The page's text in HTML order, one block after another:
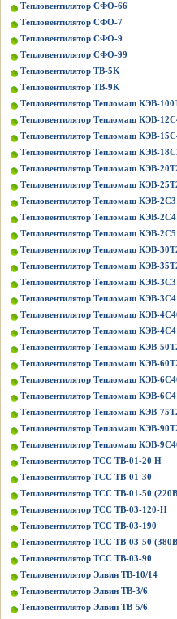
Тепловентилятор СФО-66
Тепловентилятор СФО-7
Тепловентилятор СФО-9
Тепловентилятор СФО-99
Тепловентилятор ТВ-5K
Тепловентилятор ТВ-9K
Тепловентилятор Тепломаш КЭВ-
Тепловентилятор Тепломаш КЭВ-
Тепловентилятор Тепломаш КЭВ-
Тепловентилятор Тепломаш КЭВ-
Тепловентилятор Тепломаш КЭВ-
Тепловентилятор Тепломаш КЭВ-
Тепловентилятор Тепломаш КЭВ-
Тепловентилятор Тепломаш КЭВ-
Тепловентилятор Тепломаш КЭВ-
Тепловентилятор Тепломаш КЭВ-
Тепловентилятор Тепломаш КЭВ-
Тепловентилятор Тепломаш КЭВ-
Тепловентилятор Тепломаш КЭВ-
Тепловентилятор Тепломаш КЭВ-
Тепловентилятор Тепломаш КЭВ-
Тепловентилятор Тепломаш КЭВ-
Тепловентилятор Тепломаш КЭВ-
Тепловентилятор Тепломаш КЭВ-
Тепловентилятор Тепломаш КЭВ-
Тепловентилятор Тепломаш КЭВ-
Тепловентилятор Тепломаш КЭВ-
Тепловентилятор Тепломаш КЭВ-
Тепловентилятор ТСС ТВ-01-20 Н
Тепловентилятор ТСС ТВ-01-30
Тепловентилятор ТСС ТВ-01-50
Тепловентилятор ТСС ТВ-03-120-Н
Тепловентилятор ТСС ТВ-03-190
Тепловентилятор ТСС ТВ-03-50
Тепловентилятор ТСС ТВ-03-90
Тепловентилятор Элвин ТВ-10/14
Тепловентилятор Элвин ТВ-3/6
Тепловентилятор Элвин ТВ-5/6